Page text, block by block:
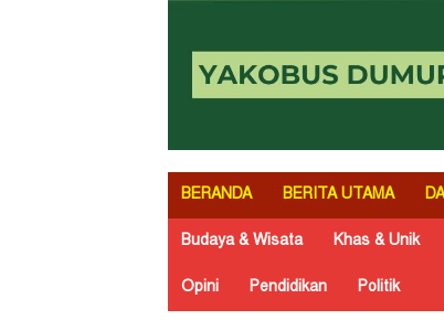
BERANDA BERITA UTAMA
Budaya & Wisata Khas & Unik
Opini Pendidikan Politik